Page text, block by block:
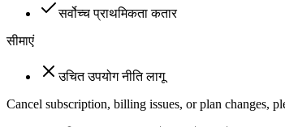
सर्वोच्च प्राथमिकता कतार
सीमाएं
उचित उपयोग नीति लागू
Cancel subscription, billing issues, or plan changes,